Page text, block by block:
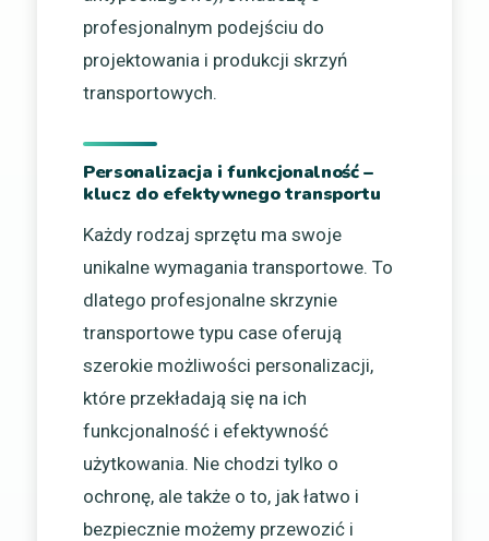
profesjonalnym podejściu do
projektowania i produkcji skrzyń
transportowych.
Personalizacja i funkcjonalność –
klucz do efektywnego transportu
Każdy rodzaj sprzętu ma swoje
unikalne wymagania transportowe. To
dlatego profesjonalne skrzynie
transportowe typu case oferują
szerokie możliwości personalizacji,
które przekładają się na ich
funkcjonalność i efektywność
użytkowania. Nie chodzi tylko o
ochronę, ale także o to, jak łatwo i
bezpiecznie możemy przewozić i